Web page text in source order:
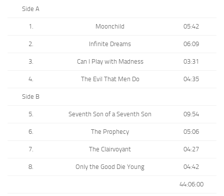
Side A
1. Moonchild 05:42
2. Infinite Dreams 06:09
3. Can I Play with Madness 03:31
4. The Evil That Men Do 04:35
Side B
5. Seventh Son of a Seventh Son 09:54
6. The Prophecy 05:06
7. The Clairvoyant 04:27
8. Only the Good Die Young 04:42
44:06:00